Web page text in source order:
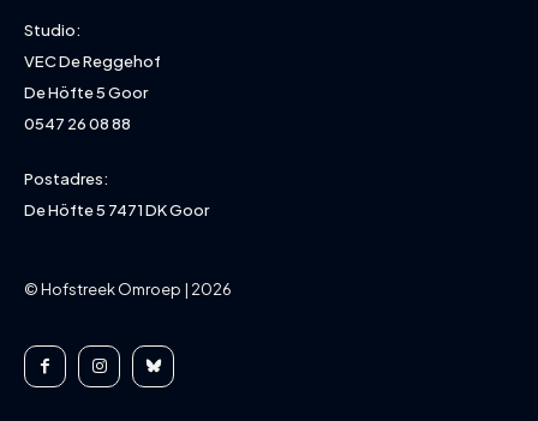
Studio:
VEC De Reggehof
De Höfte 5 Goor
0547 26 08 88
Postadres:
De Höfte 5 7471 DK Goor
© Hofstreek Omroep | 2026